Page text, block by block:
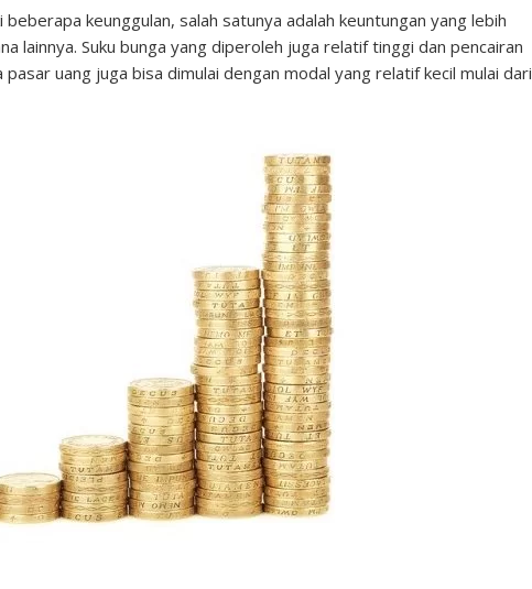
keunggulan, salah satunya adalah keuntungan yang lebih
lainnya. Suku bunga yang diperoleh juga relatif tinggi dan pencairan
uang juga bisa dimulai dengan modal yang relatif kecil mulai dari